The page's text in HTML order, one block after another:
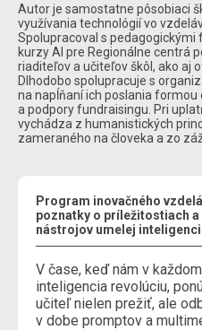
Autor je samostatne pôsobiaci
využívania technológií vo
Spolupracoval s pedagogickými
kurzy AI pre Regionálne centrá
riaditeľov a učiteľov škôl, ako aj
Dlhodobo spolupracuje s
na napĺňaní ich poslania
a podpory fundraisingu. Pri
vychádza z humanistických
zameraného na človeka a zo
Program inovačného
poznatky o príležitostiach
nástrojov umelej
V čase, keď nám v
inteligencia revolúciu,
učiteľ nielen prežiť, ale
v dobe promptov a